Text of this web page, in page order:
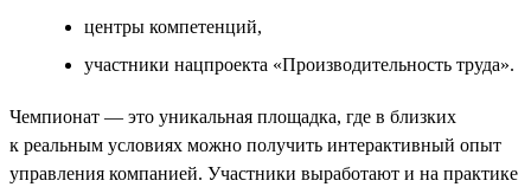
центры компетенций,
участники нацпроекта «Производительность труда».
Чемпионат — это уникальная площадка, где в близких
к реальным условиях можно получить интерактивный опыт
управления компанией. Участники выработают и на практике